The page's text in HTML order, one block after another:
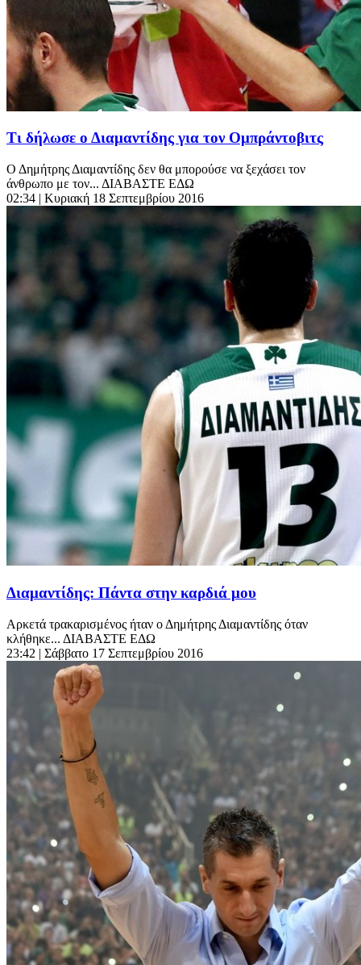
Τι δήλωσε ο Διαμαντίδης για τον Ομπράντοβιτς
Ο Δημήτρης Διαμαντίδης δεν θα μπορούσε να ξεχάσει τον
άνθρωπο με τον... ΔΙΑΒΑΣΤΕ ΕΔΩ
02:34 | Κυριακή 18 Σεπτεμβρίου 2016
Διαμαντίδης: Πάντα στην καρδιά μου
Αρκετά τρακαρισμένος ήταν ο Δημήτρης Διαμαντίδης όταν
κλήθηκε... ΔΙΑΒΑΣΤΕ ΕΔΩ
23:42 | Σάββατο 17 Σεπτεμβρίου 2016